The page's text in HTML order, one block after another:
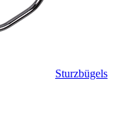
Sturzbügels